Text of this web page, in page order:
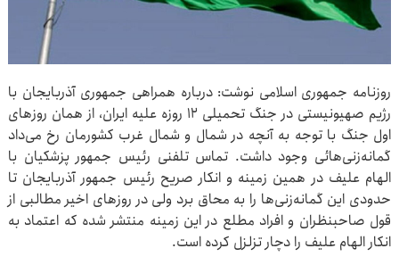
روزنامه جمهوری اسلامی نوشت: درباره همراهی جمهوری آذربایجان با
رژیم صهیونیستی در جنگ تحمیلی ۱۲ روزه علیه ایران، از همان روزهای
اول جنگ با توجه به آنچه در شمال و شمال غرب کشورمان رخ می‌داد
گمانه‌زنی‌هائی وجود داشت. تماس تلفنی رئیس ‌جمهور پزشکیان با
الهام علیف در همین زمینه و انکار صریح رئیس ‌جمهور آذربایجان تا
حدودی این گمانه‌زنی‌ها را به محاق برد ولی در روزهای اخیر مطالبی از
قول صاحبنظران و افراد مطلع در این زمینه منتشر شده که اعتماد به
انکار الهام علیف را دچار تزلزل کرده است.